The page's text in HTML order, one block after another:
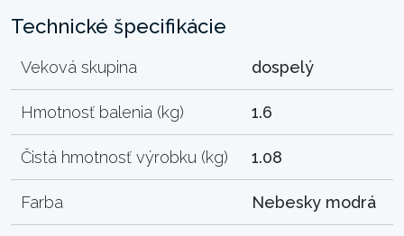
Technické špecifikácie
Veková skupina dospelý
Hmotnosť balenia (kg) 1.6
Čistá hmotnosť výrobku (kg) 1.08
Farba Nebesky modrá